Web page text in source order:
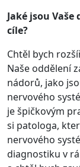
Jaké jsou
cíle?
Chtěl bych
Naše oddělení
nádorů, jako
nervového
je špičkovým
si patologa,
nervového
diagnostiku v